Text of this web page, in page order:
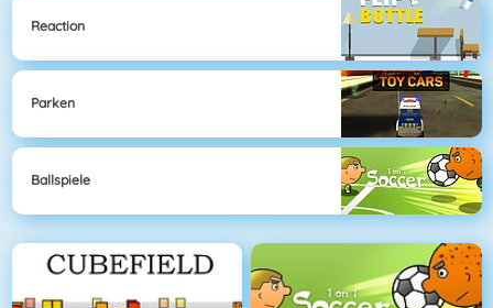
Reaction
Parken
Ballspiele